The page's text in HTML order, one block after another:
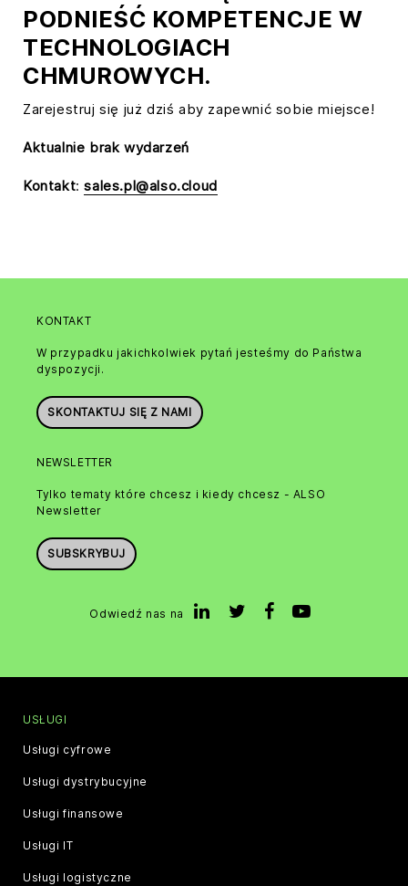
PODNIEŚĆ KOMPETENCJE W
TECHNOLOGIACH
CHMUROWYCH.
Zarejestruj się już dziś aby zapewnić sobie miejsce!
Aktualnie brak wydarzeń
Kontakt:sales.pl@also.cloud
KONTAKT
W przypadku jakichkolwiek pytań jesteśmy do Państwa
dyspozycji.
SKONTAKTUJ SIĘ Z NAMI
NEWSLETTER
Tylko tematy które chcesz i kiedy chcesz - ALSO
Newsletter
SUBSKRYBUJ
Odwiedź nas na
USŁUGI
Usługi cyfrowe
Usługi dystrybucyjne
Usługi finansowe
Usługi IT
Usługi logistyczne